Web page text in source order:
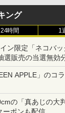
ング
24時間 1
ン限定「ネコバ
選販売の当選無効
APPLE」のコ
の「真あじの大